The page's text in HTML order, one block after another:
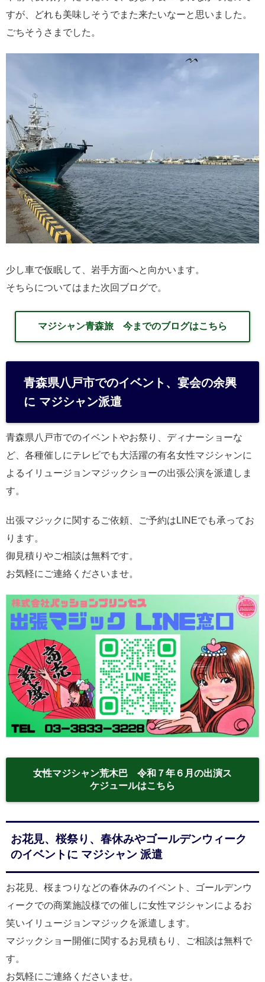
すが、どれも美味しそうでまた来たいなーと思いました。
ごちそうさまでした。
少し車で仮眠して、岩手方面へと向かいます。
そちらについてはまた次回ブログで。
マジシャン青森旅 今までのブログはこちら
青森県八戸市でのイベント、宴会の余興
に マジシャン派遣
青森県八戸市でのイベントやお祭り、ディナーショーな
ど、各種催しにテレビでも大活躍の有名女性マジシャンに
よるイリュージョンマジックショーの出張公演を派遣しま
す。
出張マジックに関するご依頼、ご予約はLINEでも承ってお
ります。
御見積りやご相談は無料です。
お気軽にご連絡くださいませ。
女性マジシャン荒木巴 令和７年６月の出演ス
ケジュールはこちら
お花見、桜祭り、春休みやゴールデンウィーク
のイベントに マジシャン 派遣
お花見、桜まつりなどの春休みのイベント、ゴールデンウ
ィークでの商業施設様での催しに女性マジシャンによるお
笑いイリュージョンマジックを派遣します。
マジックショー開催に関するお見積もり、ご相談は無料で
す。
お気軽にご連絡くださいませ。